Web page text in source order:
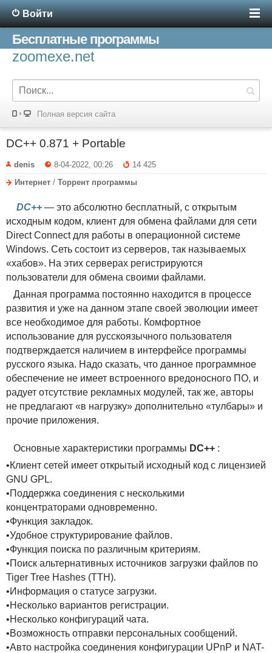
Войти
Бесплатные программы
zoomexe.net
Полная версия сайта
DC++ 0.871 + Portable
denis 8-04-2022, 00:26
14 425
Интернет / Торрент программы
DC++ — это абсолютно бесплатный, с открытым
исходным кодом, клиент для обмена файлами для сети
Direct Connect для работы в операционной системе
Windows. Сеть состоит из серверов, так называемых
«хабов». На этих серверах регистрируются
пользователи для обмена своими файлами.
Данная программа постоянно находится в процессе
развития и уже на данном этапе своей эволюции имеет
все необходимое для работы. Комфортное
использование для русскоязычного пользователя
подтверждается наличием в интерфейсе программы
русского языка. Надо сказать, что данное программное
обеспечение не имеет встроенного вредоносного ПО, и
радует отсутствие рекламных модулей, так же, авторы
не предлагают «в нагрузку» дополнительно «тулбары» и
прочие приложения.
Основные характеристики программы DC++ :
•Клиент сетей имеет открытый исходный код с лицензией
GNU GPL.
•Поддержка соединения с несколькими
концентраторами одновременно.
•Функция закладок.
•Удобное структурирование файлов.
•Функция поиска по различным критериям.
•Поиск альтернативных источников загрузки файлов по
Tiger Tree Hashes (TTH).
•Информация о статусе загрузки.
•Несколько вариантов регистрации.
•Несколько конфигураций чата.
•Возможность отправки персональных сообщений.
•Авто настройка соединения конфигурации UPnP и NAT-